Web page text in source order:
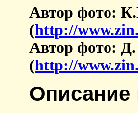
Автор фото:
(http://
Автор фото: Д.
(http://
Описание